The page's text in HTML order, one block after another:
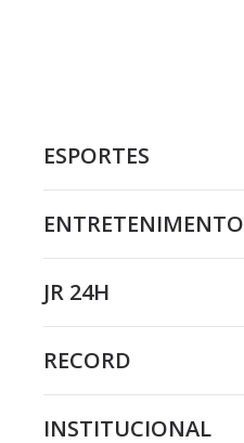
ESPORTES
ENTRETENIMENTO
JR 24H
RECORD
INSTITUCIONAL